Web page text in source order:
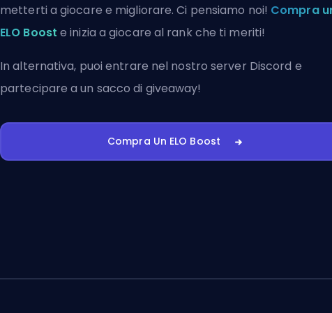
metterti a giocare e migliorare. Ci pensiamo noi! Compra
ELO Boost e inizia a giocare al rank che ti meriti!
In alternativa, puoientrare nel nostro server Discord e
partecipare a un sacco di giveaway!
Compra Un ELO Boost